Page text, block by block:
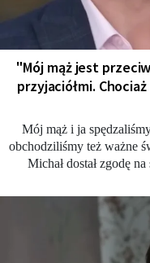
"Mój mąż jest
przyjaciółmi.
Mój mąż i ja
obchodziliśmy też ważne
Michał dostał zgodę